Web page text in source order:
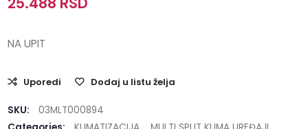
NA UPIT
Uporedi Dodaj u listu želja
SKU:
03MLT000894